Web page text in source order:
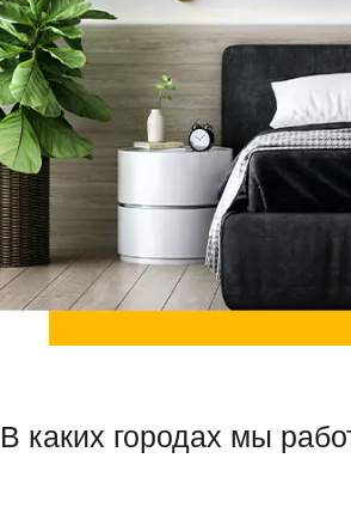
В каких городах мы